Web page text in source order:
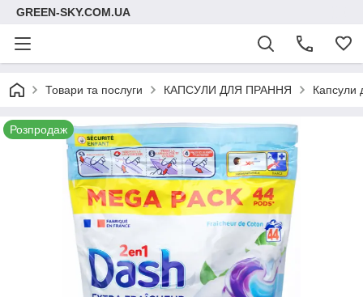
GREEN-SKY.COM.UA
Товари та послуги КАПСУЛИ ДЛЯ ПРАННЯ Капсули
Розпродаж